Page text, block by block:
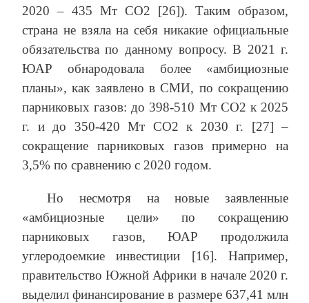
2020 – 435 Мт СО2 [26]). Таким образом,
страна не взяла на себя никакие официальные
обязательства по данному вопросу. В 2021 г.
ЮАР обнародовала более «амбициозные
планы», как заявлено в СМИ, по сокращению
парниковых газов: до 398-510 Мт СО2 к 2025
г. и до 350-420 Мт СО2 к 2030 г. [27] –
сокращение парниковых газов примерно на
3,5% по сравнению с 2020 годом.
Но несмотря на новые заявленные
«амбициозные цели» по сокращению
парниковых газов, ЮАР продолжила
углеродоемкие инвестиции [16]. Например,
правительство Южной Африки в начале 2020 г.
выделил финансирование в размере 637,41 млн